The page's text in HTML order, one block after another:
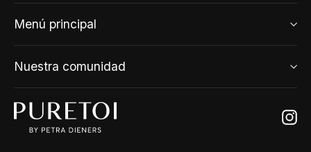
Menú principal
Nuestra comunidad